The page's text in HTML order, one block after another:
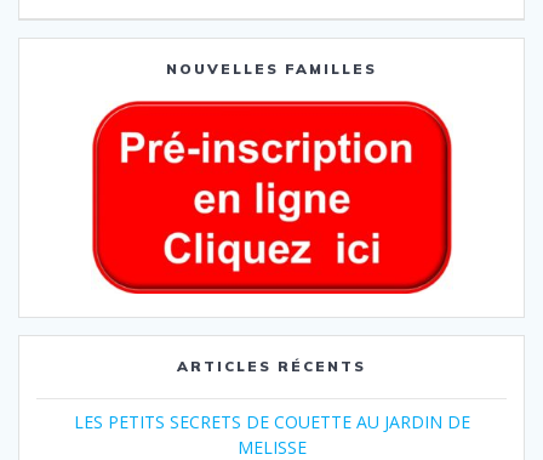
NOUVELLES FAMILLES
ARTICLES RÉCENTS
LES PETITS SECRETS DE COUETTE AU JARDIN DE
MELISSE